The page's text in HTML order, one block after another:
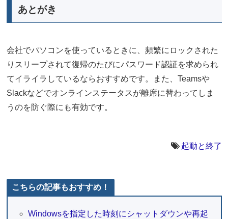
あとがき
会社でパソコンを使っているときに、頻繁にロックされた
りスリープされて復帰のたびにパスワード認証を求められ
てイライラしているならおすすめです。また、Teamsや
Slackなどでオンラインステータスが離席に替わってしま
うのを防ぐ際にも有効です。
起動と終了
こちらの記事もおすすめ！
Windowsを指定した時刻にシャットダウンや再起